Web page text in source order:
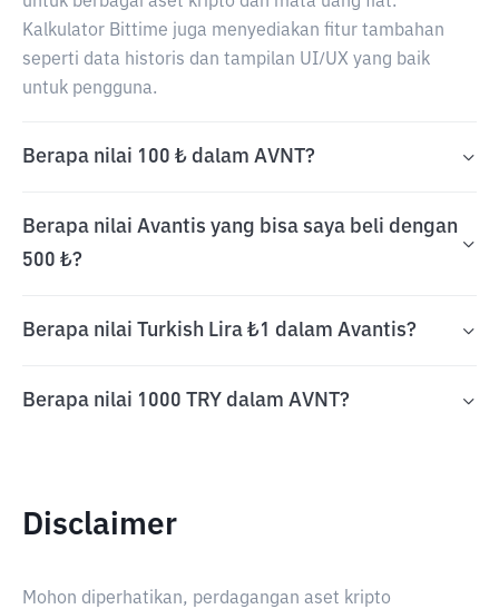
Kalkulator Bittime juga menyediakan fitur tambahan
seperti data historis dan tampilan UI/UX yang baik
untuk pengguna.
Berapa nilai 100 ₺ dalam AVNT?
Berapa nilai Avantis yang bisa saya beli dengan
500 ₺?
Berapa nilai Turkish Lira ₺1 dalam Avantis?
Berapa nilai 1000 TRY dalam AVNT?
Disclaimer
Mohon diperhatikan, perdagangan aset kripto